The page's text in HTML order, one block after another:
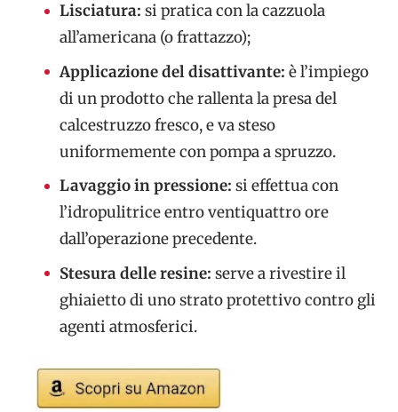
Lisciatura: si pratica con la cazzuola
all’americana (o frattazzo);
Applicazione del disattivante: è l’impiego
di un prodotto che rallenta la presa del
calcestruzzo fresco, e va steso
uniformemente con pompa a spruzzo.
Lavaggio in pressione: si effettua con
l’idropulitrice entro ventiquattro ore
dall’operazione precedente.
Stesura delle resine: serve a rivestire il
ghiaietto di uno strato protettivo contro gli
agenti atmosferici.